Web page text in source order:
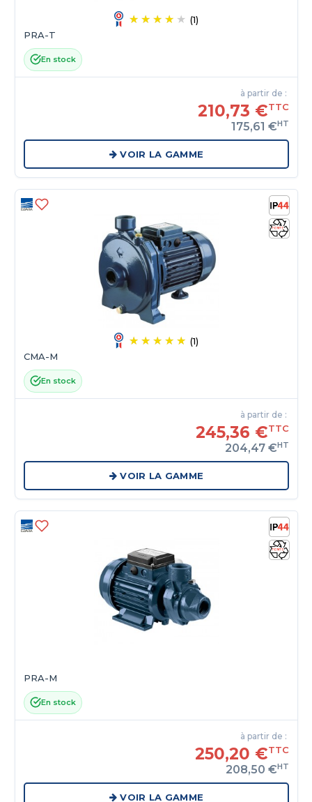
(1)
PRA-T
En stock
à partir de :
210,73 €TTC
175,61 €HT
VOIR LA GAMME
(1)
CMA-M
En stock
à partir de :
245,36 €TTC
204,47 €HT
VOIR LA GAMME
PRA-M
En stock
à partir de :
250,20 €TTC
208,50 €HT
VOIR LA GAMME